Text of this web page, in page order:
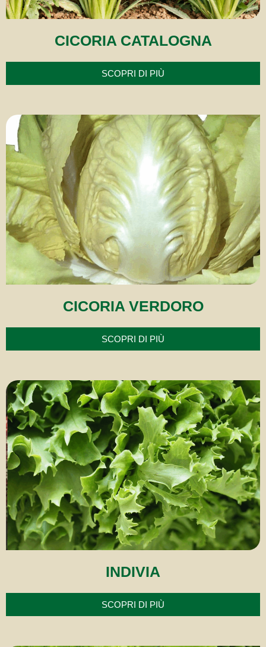
CICORIA CATALOGNA
SCOPRI DI PIÙ
CICORIA VERDORO
SCOPRI DI PIÙ
INDIVIA
SCOPRI DI PIÙ